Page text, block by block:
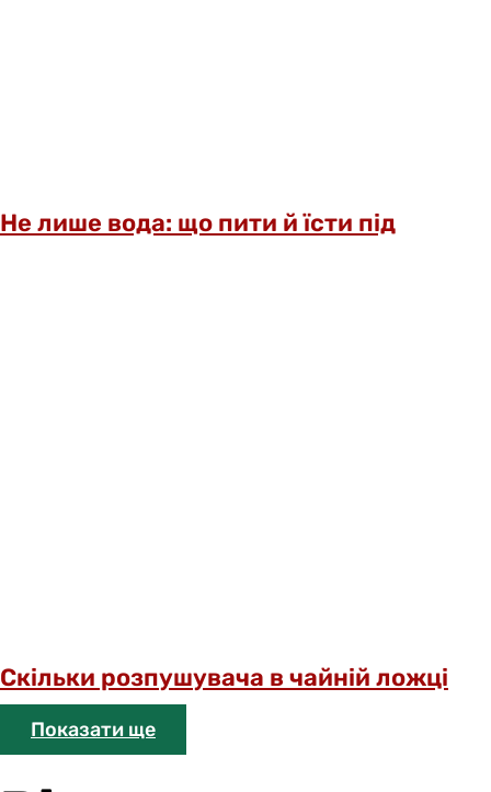
Не лише вода: що пити й їсти під
Скільки розпушувача в чайній ложці
Показати ще